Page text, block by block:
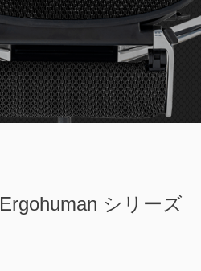
Ergohuman シリーズ